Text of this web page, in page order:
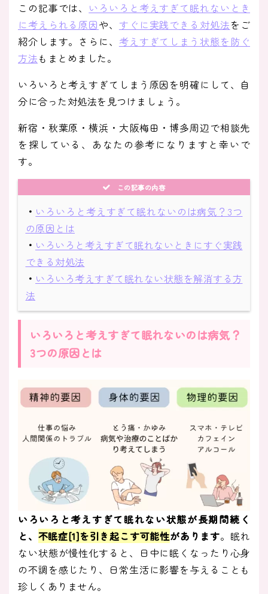
この記事では、 いろいろと考えすぎて眠れないとき
に考えられる原因や、 すぐに実践できる対処法をご
紹介します。さらに、 考えすぎてしまう状態を防ぐ
方法もまとめました。
いろいろと考えすぎてしまう原因を明確にして、自
分に合った対処法を見つけましょう。
新宿・秋葉原・横浜・大阪梅田・博多周辺で相談先
を探している、あなたの参考になりますと幸いで
す。
この記事の内容
・ いろいろと考えすぎて眠れないのは病気？3つ
の原因とは
・ いろいろと考えすぎて眠れないときにすぐ実践
できる対処法
・ いろいろ考えすぎて眠れない状態を解消する方
法
いろいろと考えすぎて眠れないのは病気？
3つの原因とは
いろいろと考えすぎて眠れない状態が長期間続く
と、 不眠症[1]を引き起こす可能性があります。眠れ
ない状態が慢性化すると、日中に眠くなったり心身
の不調を感じたり、日常生活に影響を与えることも
珍しくありません。